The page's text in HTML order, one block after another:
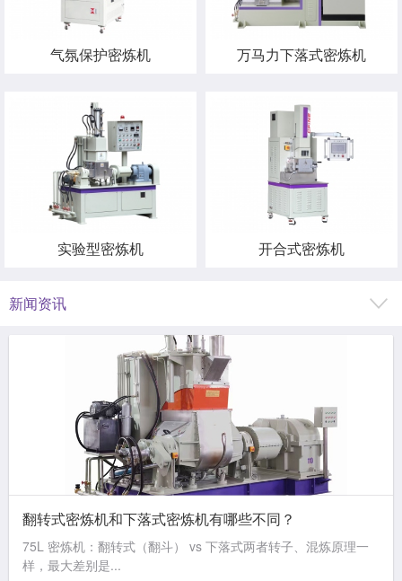
气氛保护密炼机 万马力下落式密炼机
实验型密炼机 开合式密炼机
新闻资讯
翻转式密炼机和下落式密炼机有哪些不同？
75L 密炼机：翻转式（翻斗） vs 下落式两者转子、混炼原理一
样，最大差别是...